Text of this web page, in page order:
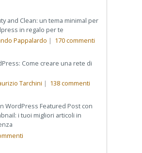
and Clean: un tema minimal per
in regalo per te
Pappalardo | 170commenti
Come creare una rete di
Tarchini | 138commenti
WordPress Featured Post con
i tuoi migliori articoli in